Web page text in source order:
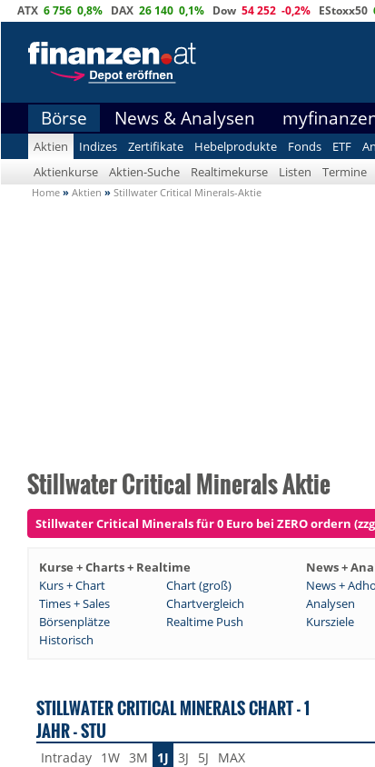
ATX 6 756 0,8% DAX 26 140 0,1% Dow 54 252 -0,2% EStoxx50
Börse News & Analysen
Aktien Indizes Zertifikate Hebelprodukte Fonds ETF
Aktienkurse
Aktien-Suche Realtimekurse Listen Termine
Home » Aktien » Stillwater Critical Minerals-Aktie
Stillwater Critical Minerals Aktie
Stillwater Critical Minerals für 0 Euro bei ZERO ordern
Kurse + Charts + Realtime News +
Kurs + Chart
Chart (groß) News +
Times + Sales
Chartvergleich Analysen
Börsenplätze
Realtime Push Kursziele
Historisch
STILLWATER CRITICAL MINERALS CHART - 1
JAHR - STU
Intraday 1W 3M 1J 3J 5J MAX